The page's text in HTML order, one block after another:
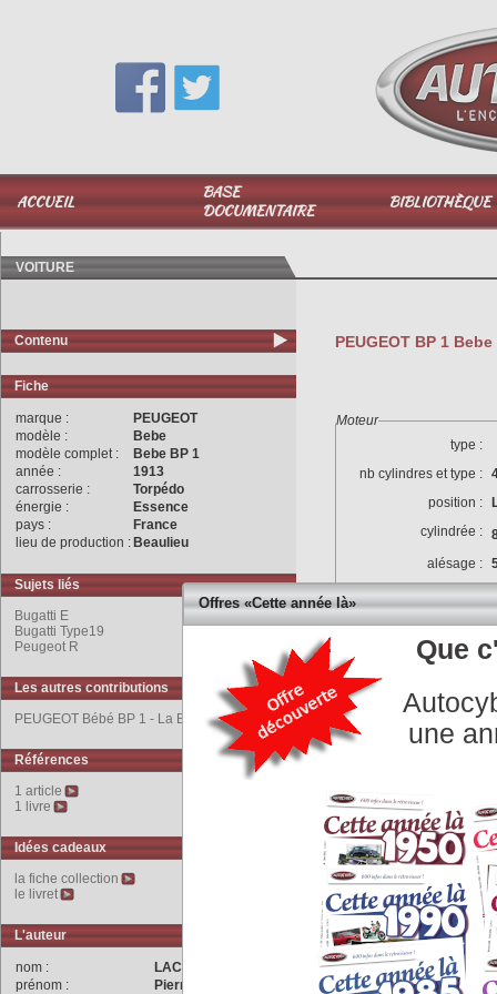
ACCUEIL
BASE
DOCUMENTAIRE
BIBLIOTHÈQUE
06 51 040 025
VOITURE
Contenu
Fiche
marque :
PEUGEOT
modèle :
Bebe
modèle complet :
Bebe BP 1
année :
1913
carrosserie :
Torpédo
énergie :
Essence
pays :
France
lieu de production : Beaulieu
Sujets liés
Bugatti E
Bugatti Type19
Peugeot R
Les autres contributions
PEUGEOT Bébé BP 1 - La Bugatti Type 19.
Références
1 article
1 livre
Idées cadeaux
la fiche collection
le livret
L'auteur
nom :
LACHET
prénom :
Pierre
PEUGEOT BP 1
Moteur
type :
nb cylindres et type :
position :
cylindrée :
alésage :
rapport volumétrique :
puissance max :
couple max :
puissance fiscale :
culasse :
vilbrequin :
allumage :
refroidissement :
graissage :
équipement électrique :
Transmission
type d'embrayage :
Offres «Cette année là»
Que
une